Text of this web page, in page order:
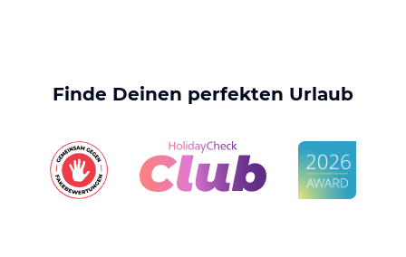
Finde Deinen perfekten Urlaub